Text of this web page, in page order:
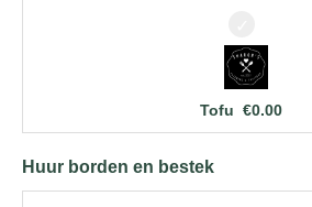
Tofu €0.00
Huur borden en bestek